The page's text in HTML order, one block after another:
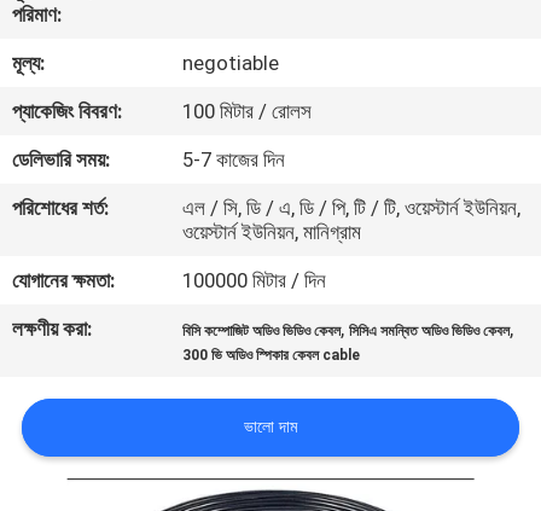
ভ্রমণ
মান
নিয়ন্ত্রণ
যোগাযোগ
করুন
খবর
পরিমাণ:
মূল্য:
negotiable
প্যাকেজিং বিবরণ:
100 মিটার / রোলস
ডেলিভারি সময়:
5-7 কাজের দিন
পরিশোধের শর্ত:
এল / সি, ডি / এ, ডি / পি, টি / টি, ওয়েস্টার্ন ইউনিয়ন,
ওয়েস্টার্ন ইউনিয়ন, মানিগ্রাম
যোগানের ক্ষমতা:
100000 মিটার / দিন
লক্ষণীয় করা:
বিসি কম্পোজিট অডিও ভিডিও কেবল,সিসিএ সমন্বিত অডিও ভিডিও কেবল,
300 ভি অডিও স্পিকার কেবল cable
ভালো দাম